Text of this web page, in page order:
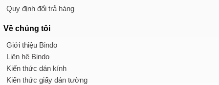
Quy định đổi trả hàng
Về chúng tôi
Giới thiệu Bindo
Liên hệ Bindo
Kiến thức dán kính
Kiến thức giấy dán tường